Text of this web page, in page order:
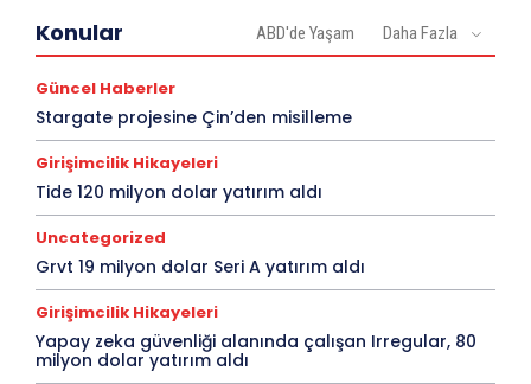
Konular ABD'de Yaşam Daha Fazla
Güncel Haberler
Stargate projesine Çin’den misilleme
Girişimcilik Hikayeleri
Tide 120 milyon dolar yatırım aldı
Uncategorized
Grvt 19 milyon dolar Seri A yatırım aldı
Girişimcilik Hikayeleri
Yapay zeka güvenliği alanında çalışan Irregular, 80
milyon dolar yatırım aldı